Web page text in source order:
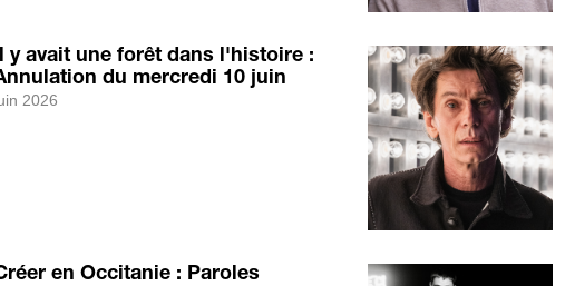
y avait une forêt dans l'histoire :
du mercredi 10 juin
2026
en Occitanie : Paroles